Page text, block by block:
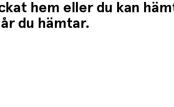
hem eller du kan
du hämtar.